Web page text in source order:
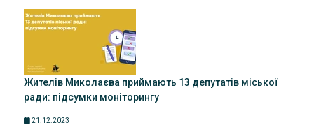
Жителів Миколаєва приймають 13 депутатів міської
ради: підсумки моніторингу
21.12.2023